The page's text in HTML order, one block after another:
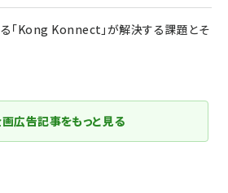
「Kong Konnect」が解決する課題とそ
広告記事をもっと見る